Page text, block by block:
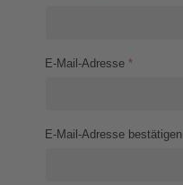
E-Mail-Adresse *
E-Mail-Adresse bestätigen